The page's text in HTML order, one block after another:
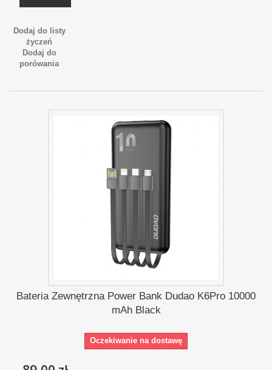
Dodaj do listy
życzeń
Dodaj do
porówania
Bateria Zewnętrzna Power Bank Dudao K6Pro 10000
mAh Black
Oczekiwanie na dostawę